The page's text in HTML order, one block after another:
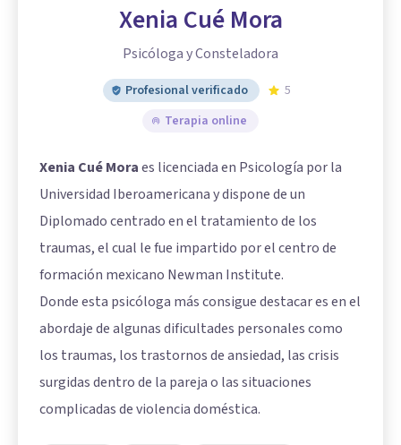
Xenia Cué Mora
Psicóloga y Consteladora
Profesional verificado
5
Terapia online
Xenia Cué Moraes licenciada en Psicología por la
Universidad Iberoamericana y dispone de un
Diplomado centrado en el tratamiento de los
traumas, el cual le fue impartido por el centro de
formación mexicano Newman Institute.
Donde esta psicóloga más consigue destacar es en el
abordaje de algunas dificultades personales como
los traumas, los trastornos de ansiedad, las crisis
surgidas dentro de la pareja o las situaciones
complicadas de violencia doméstica.